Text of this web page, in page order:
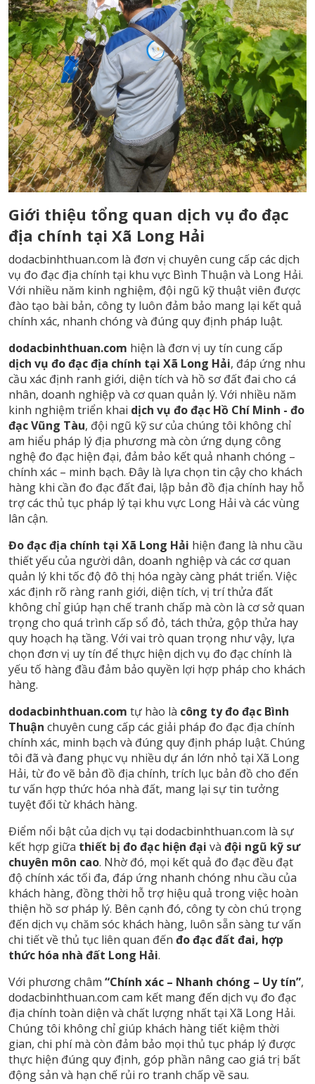
Giới thiệu tổng quan dịch vụ đo đạc
địa chính tại Xã Long Hải
dodacbinhthuan.com là đơn vị chuyên cung cấp các dịch
vụ đo đạc địa chính tại khu vực Bình Thuận và Long Hải.
Với nhiều năm kinh nghiệm, đội ngũ kỹ thuật viên được
đào tạo bài bản, công ty luôn đảm bảo mang lại kết quả
chính xác, nhanh chóng và đúng quy định pháp luật.
dodacbinhthuan.com hiện là đơn vị uy tín cung cấp
dịch vụ đo đạc địa chính tại Xã Long Hải, đáp ứng nhu
cầu xác định ranh giới, diện tích và hồ sơ đất đai cho cá
nhân, doanh nghiệp và cơ quan quản lý. Với nhiều năm
kinh nghiệm triển khai dịch vụ đo đạc Hồ Chí Minh - đo
đạc Vũng Tàu, đội ngũ kỹ sư của chúng tôi không chỉ
am hiểu pháp lý địa phương mà còn ứng dụng công
nghệ đo đạc hiện đại, đảm bảo kết quả nhanh chóng –
chính xác – minh bạch. Đây là lựa chọn tin cậy cho khách
hàng khi cần đo đạc đất đai, lập bản đồ địa chính hay hỗ
trợ các thủ tục pháp lý tại khu vực Long Hải và các vùng
lân cận.
Đo đạc địa chính tại Xã Long Hải hiện đang là nhu cầu
thiết yếu của người dân, doanh nghiệp và các cơ quan
quản lý khi tốc độ đô thị hóa ngày càng phát triển. Việc
xác định rõ ràng ranh giới, diện tích, vị trí thửa đất
không chỉ giúp hạn chế tranh chấp mà còn là cơ sở quan
trọng cho quá trình cấp sổ đỏ, tách thửa, gộp thửa hay
quy hoạch hạ tầng. Với vai trò quan trọng như vậy, lựa
chọn đơn vị uy tín để thực hiện dịch vụ đo đạc chính là
yếu tố hàng đầu đảm bảo quyền lợi hợp pháp cho khách
hàng.
dodacbinhthuan.com tự hào là công ty đo đạc Bình
Thuận chuyên cung cấp các giải pháp đo đạc địa chính
chính xác, minh bạch và đúng quy định pháp luật. Chúng
tôi đã và đang phục vụ nhiều dự án lớn nhỏ tại Xã Long
Hải, từ đo vẽ bản đồ địa chính, trích lục bản đồ cho đến
tư vấn hợp thức hóa nhà đất, mang lại sự tin tưởng
tuyệt đối từ khách hàng.
Điểm nổi bật của dịch vụ tại dodacbinhthuan.com là sự
kết hợp giữa thiết bị đo đạc hiện đại và đội ngũ kỹ sư
chuyên môn cao. Nhờ đó, mọi kết quả đo đạc đều đạt
độ chính xác tối đa, đáp ứng nhanh chóng nhu cầu của
khách hàng, đồng thời hỗ trợ hiệu quả trong việc hoàn
thiện hồ sơ pháp lý. Bên cạnh đó, công ty còn chú trọng
đến dịch vụ chăm sóc khách hàng, luôn sẵn sàng tư vấn
chi tiết về thủ tục liên quan đến đo đạc đất đai, hợp
thức hóa nhà đất Long Hải.
Với phương châm “Chính xác – Nhanh chóng – Uy tín”,
dodacbinhthuan.com cam kết mang đến dịch vụ đo đạc
địa chính toàn diện và chất lượng nhất tại Xã Long Hải.
Chúng tôi không chỉ giúp khách hàng tiết kiệm thời
gian, chi phí mà còn đảm bảo mọi thủ tục pháp lý được
thực hiện đúng quy định, góp phần nâng cao giá trị bất
động sản và hạn chế rủi ro tranh chấp về sau.